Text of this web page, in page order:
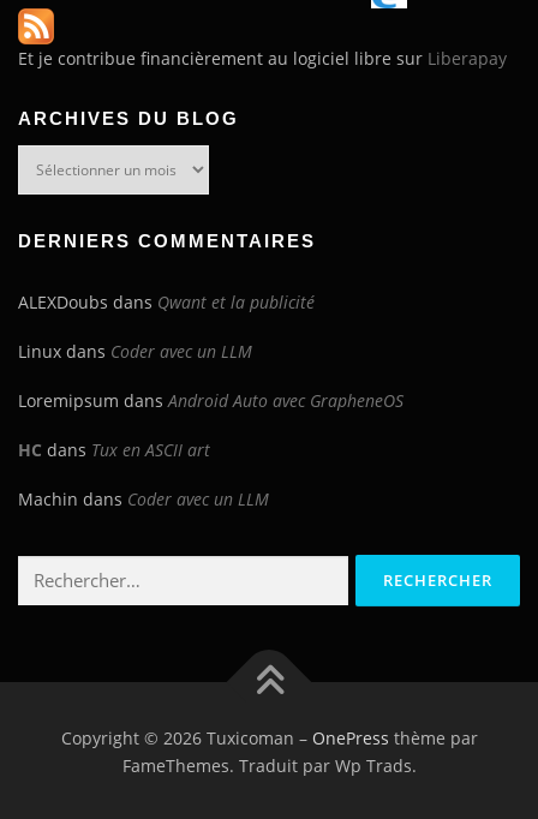
Et je contribue financièrement au logiciel libre sur Liberapay
ARCHIVES DU BLOG
DERNIERS COMMENTAIRES
ALEXDoubs dans Qwant et la publicité
Linux dans Coder avec un LLM
Loremipsum dans Android Auto avec GrapheneOS
HC dans Tux en ASCII art
Machin dans Coder avec un LLM
Rechercher :
Copyright © 2026 Tuxicoman – OnePress thème par
FameThemes. Traduit par Wp Trads.